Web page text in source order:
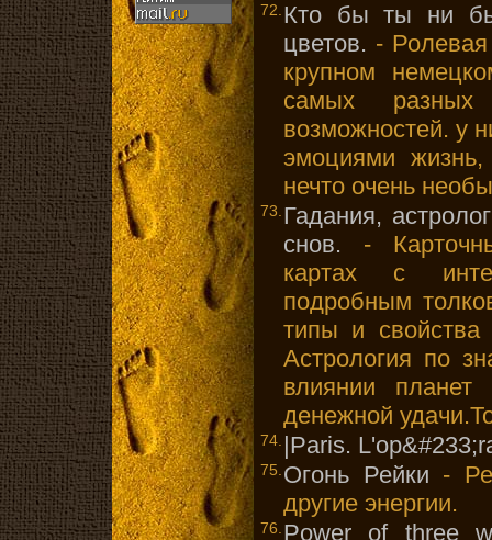
72. Кто бы ты ни
цветов. -
крупном
самых
возможностей. у
эмоциями
нечто очень
73. Гадания,
снов. -
картах с
подробным
типы и
Астрология по
влиянии планет
денежной
74. |Paris.
75. Огонь Рейки -
другие энергии.
76. Power of three